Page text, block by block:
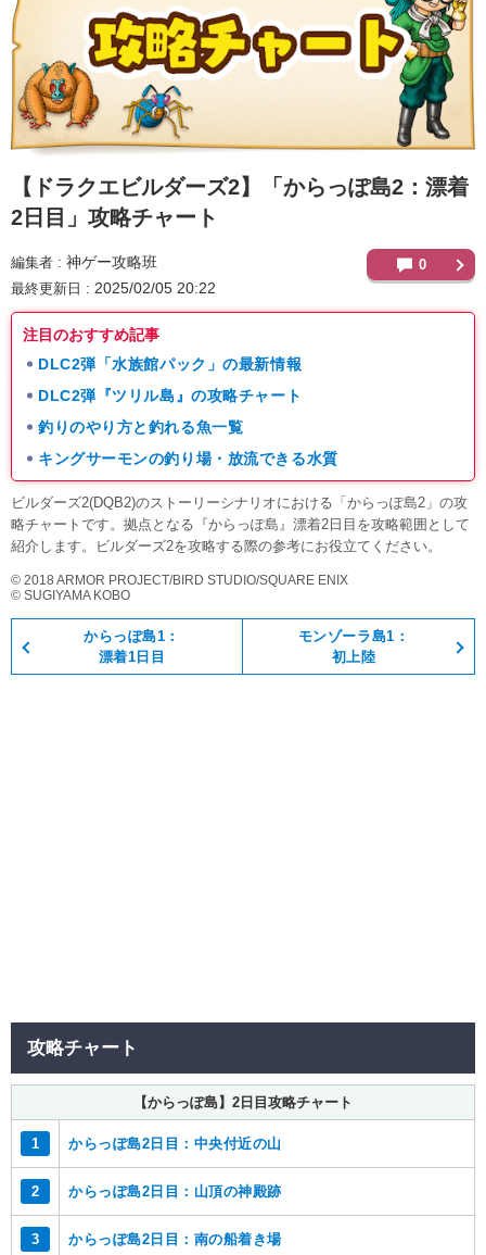
【ドラクエビルダーズ2】
「からっぽ島2：漂着
2日目」攻略チャート
編集者 神ゲー攻略班
最終更新日 2025/02/05 20:22
0
注目のおすすめ記事
DLC2弾「水族館パック」の最新情報
DLC2弾『ツリル島』の攻略チャート
釣りのやり方と釣れる魚一覧
キングサーモンの釣り場・放流できる水質
ビルダーズ2(DQB2)のストーリーシナリオにおける「からっぽ島2」の攻
略チャートです。拠点となる『からっぽ島』漂着2日目を攻略範囲として
紹介します。ビルダーズ2を攻略する際の参考にお役立てください。
© 2018 ARMOR PROJECT/BIRD STUDIO/SQUARE ENIX
© SUGIYAMA KOBO
からっぽ島1：
漂着1日目
モンゾーラ島1：
初上陸
攻略チャート
【からっぽ島】2日目攻略チャート
1 からっぽ島2日目：中央付近の山
2 からっぽ島2日目：山頂の神殿跡
3 からっぽ島2日目：南の船着き場